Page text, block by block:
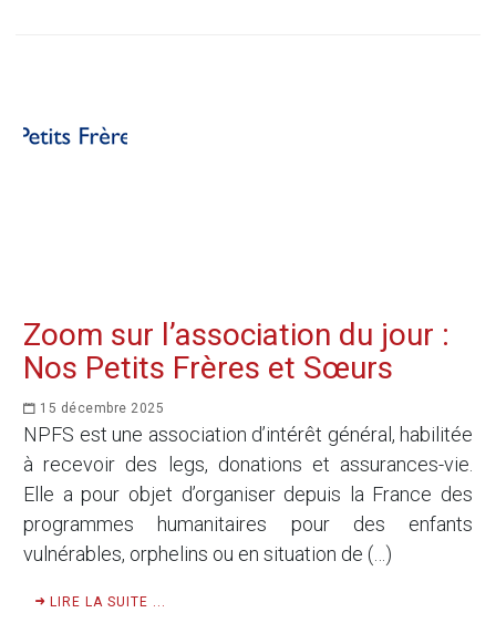
Zoom sur l’association du jour :
Nos Petits Frères et Sœurs
15 décembre 2025
NPFS est une association d’intérêt général, habilitée
à recevoir des legs, donations et assurances-vie.
Elle a pour objet d’organiser depuis la France des
programmes humanitaires pour des enfants
vulnérables, orphelins ou en situation de (…)
LIRE LA SUITE ...